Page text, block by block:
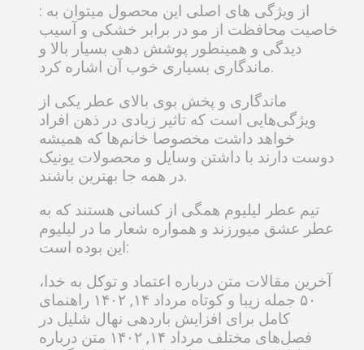
از ویژگی های اصلی این محصول میتوان به :
خاصیت محافظت از مو در برابر خشکی و آسیب
دیدگی و همینطور پوشش دهی بسیار بالا و
ماندگاری بسیاری خوب آن اشاره کرد.
ماندگاری و پخش بوی بالای عطر یکی از
ویژگی‌هایی است که تاثیر زیادی در ذهن افراد
خواهد داشت مخصوصا خانم‌ها که همیشه
دوست دارند با داشتن وسایل و محصولات یونیک
در همه جا بهترین باشند.
تیم عطر لیلیوم همگی از کسانی هستند که به
عطر عشق میورزند و همواره شعار ما در لیلیوم
این بوده است:
آخرین مقالات متن درباره اعتماد و توکل به خدا،
۵۰ جمله زیبا و کوتاه مرداد ۱۴, ۱۴۰۲ راهنمای
کامل برای افزایش باردهی نهال شلیل در
فصل‌های مختلف مرداد ۱۴, ۱۴۰۲ متن درباره